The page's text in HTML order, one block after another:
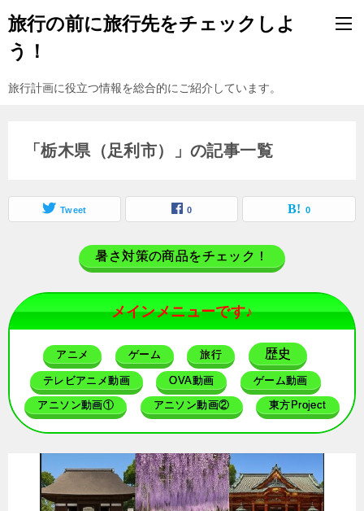
旅行の前に旅行先をチェックしよ
う！
旅行計画に役立つ情報を総合的にご紹介しています。
「栃木県（足利市）」の記事一覧
Tweet 0 0
暑さ対策の商品をチェック！
メインメニューです♪
アニメ ゲーム 旅行 歴史
テレビアニメ動画 OVA動画 ゲーム動画
アニソン動画① アニソン動画② 東方Project